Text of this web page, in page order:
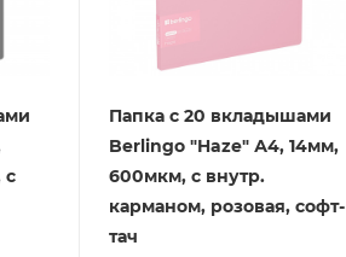
с
Папка с 20 вкладышами
Berlingo "Haze" А4, 14мм,
600мкм, с внутр.
карманом, розовая, софт-
тач